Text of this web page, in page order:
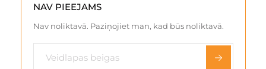
NAV PIEEJAMS
Nav noliktavā. Paziņojiet man, kad būs noliktavā.